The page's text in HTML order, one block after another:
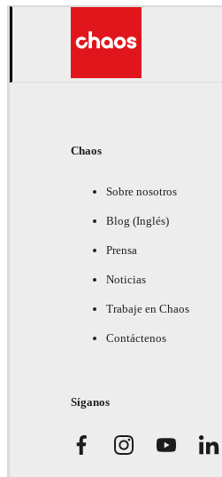
Chaos
Sobre nosotros
Blog (Inglés)
Prensa
Noticias
Trabaje en Chaos
Contáctenos
Síganos